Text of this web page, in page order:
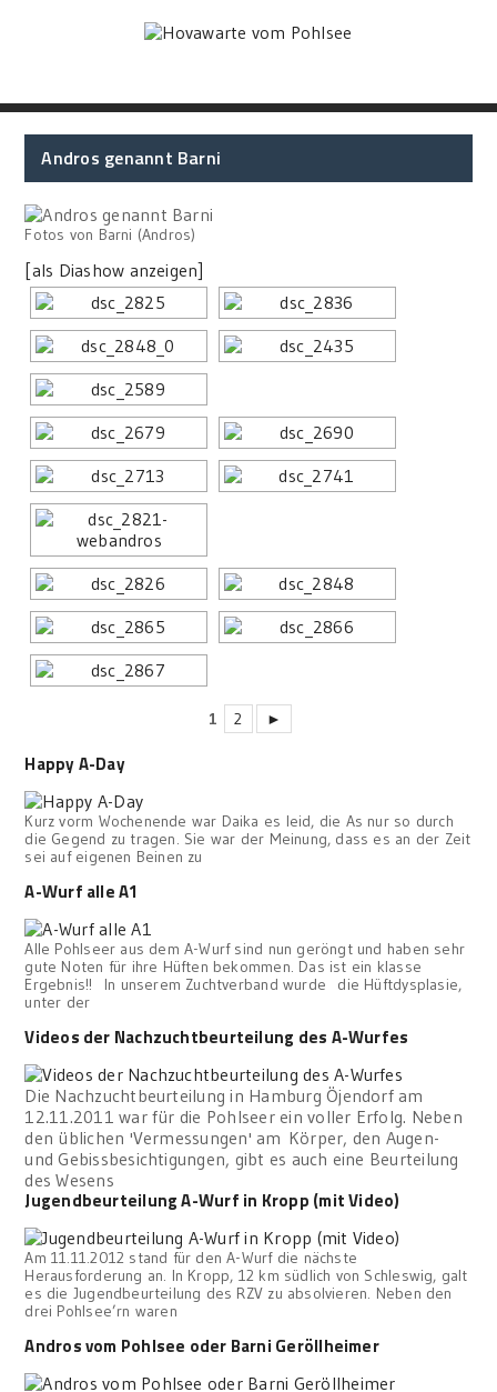
Andros genannt Barni
Fotos von Barni (Andros)
[als Diashow anzeigen]
1 2 ►
Happy A-Day
Kurz vorm Wochenende war Daika es leid, die As nur so durch
die Gegend zu tragen. Sie war der Meinung, dass es an der Zeit
sei auf eigenen Beinen zu
A-Wurf alle A1
Alle Pohlseer aus dem A-Wurf sind nun geröngt und haben sehr
gute Noten für ihre Hüften bekommen. Das ist ein klasse
Ergebnis!! In unserem Zuchtverband wurde die Hüftdysplasie,
unter der
Videos der Nachzuchtbeurteilung des A-Wurfes
Die Nachzuchtbeurteilung in Hamburg Öjendorf am
12.11.2011 war für die Pohlseer ein voller Erfolg. Neben
den üblichen 'Vermessungen' am Körper, den Augen-
und Gebissbesichtigungen, gibt es auch eine Beurteilung
des Wesens
Jugendbeurteilung A-Wurf in Kropp (mit Video)
Am 11.11.2012 stand für den A-Wurf die nächste
Herausforderung an. In Kropp, 12 km südlich von Schleswig, galt
es die Jugendbeurteilung des RZV zu absolvieren. Neben den
drei Pohlsee’rn waren
Andros vom Pohlsee oder Barni Geröllheimer